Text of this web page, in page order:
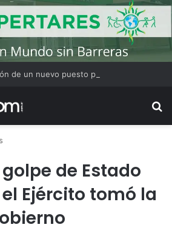
de Estado
Ejército tomó la